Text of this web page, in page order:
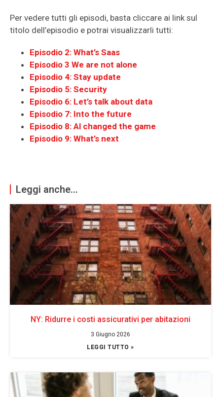
Per vedere tutti gli episodi, basta cliccare ai link sul
titolo dell’episodio e potrai visualizzarli tutti:
Episodio 2: What’s Saas
Episodio 3 We are not alone
Episodio 4: Stay update
Episodio 5: Security
Episodio 6: Let’s talk about data
Episodio 7: Into the future
Episodio 8: Al changed the game
Episodio 9: What’s next
Leggi anche...
NY: Ridurre i costi assicurativi per abitazioni
3 Giugno 2026
LEGGI TUTTO »